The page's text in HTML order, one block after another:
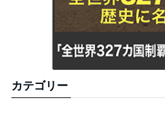
カテゴリー